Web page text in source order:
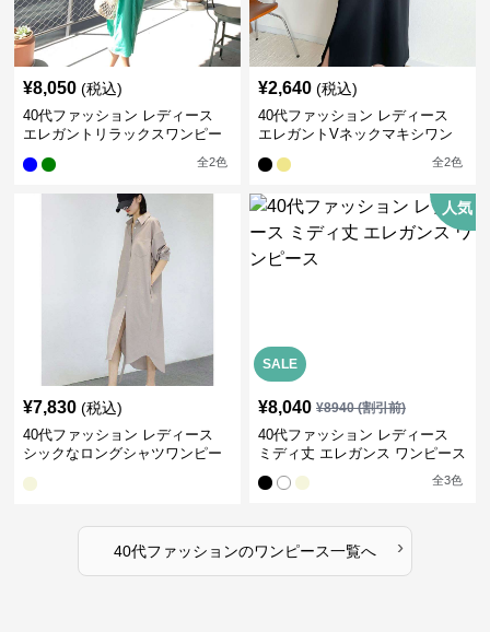
¥8,050 (税込)
40代ファッション レディース
エレガントリラックスワンピー
全2色
¥2,640 (税込)
40代ファッション レディース
エレガントVネックマキシワン
全2色
¥7,830 (税込)
40代ファッション レディース
シックなロングシャツワンピー
SALE
人気
¥8,040 ¥8940(割引前)
40代ファッション レディース
ミディ丈 エレガンス ワンピース
全3色
40代ファッションのワンピース一覧へ ›